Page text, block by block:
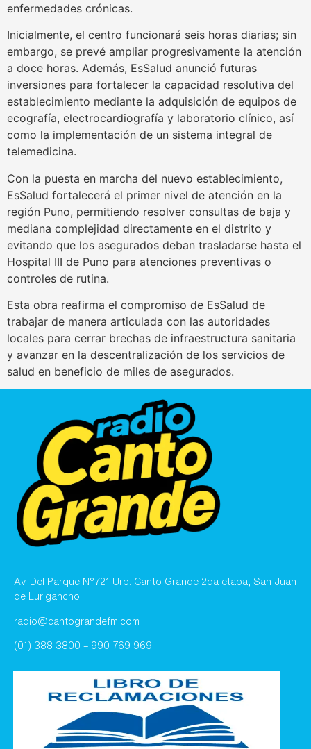
enfermedades crónicas.
Inicialmente, el centro funcionará seis horas diarias; sin
embargo, se prevé ampliar progresivamente la atención
a doce horas. Además, EsSalud anunció futuras
inversiones para fortalecer la capacidad resolutiva del
establecimiento mediante la adquisición de equipos de
ecografía, electrocardiografía y laboratorio clínico, así
como la implementación de un sistema integral de
telemedicina.
Con la puesta en marcha del nuevo establecimiento,
EsSalud fortalecerá el primer nivel de atención en la
región Puno, permitiendo resolver consultas de baja y
mediana complejidad directamente en el distrito y
evitando que los asegurados deban trasladarse hasta el
Hospital III de Puno para atenciones preventivas o
controles de rutina.
Esta obra reafirma el compromiso de EsSalud de
trabajar de manera articulada con las autoridades
locales para cerrar brechas de infraestructura sanitaria
y avanzar en la descentralización de los servicios de
salud en beneficio de miles de asegurados.
Av. Del Parque N°721 Urb. Canto Grande 2da etapa, San Juan
de Lurigancho
radio@cantograndefm.com
(01) 388 3800 – 990 769 969